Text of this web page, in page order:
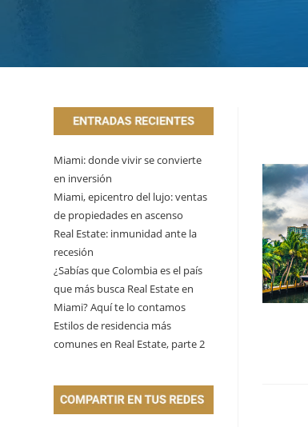
Miami: donde vivir se convierte
en inversión
Miami, epicentro del lujo: ventas
de propiedades en ascenso
Real Estate: inmunidad ante la
recesión
¿Sabías que Colombia es el país
que más busca Real Estate en
Miami? Aquí te lo contamos
Estilos de residencia más
comunes en Real Estate, parte 2